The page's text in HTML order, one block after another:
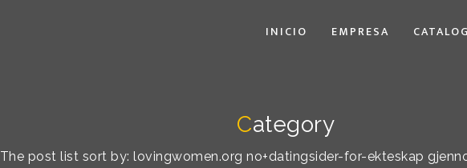
INICIO EMPRESA
Category
The post list sort by: lovingwomen.org no+datingsider-for-ekteskap